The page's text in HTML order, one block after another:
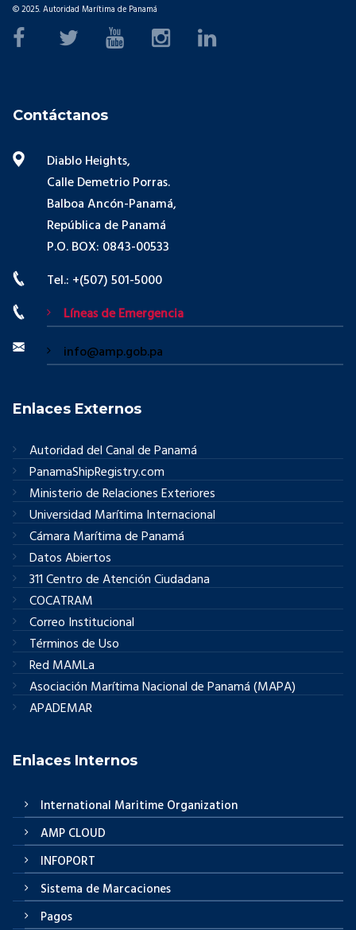
© 2025. Autoridad Marítima de Panamá
Contáctanos
Diablo Heights,
Calle Demetrio Porras.
Balboa Ancón-Panamá,
República de Panamá
P.O. BOX: 0843-00533
Tel.: +(507) 501-5000
Líneas de Emergencia
info@amp.gob.pa
Enlaces Externos
Autoridad del Canal de Panamá
PanamaShipRegistry.com
Ministerio de Relaciones Exteriores
Universidad Marítima Internacional
Cámara Marítima de Panamá
Datos Abiertos
311 Centro de Atención Ciudadana
COCATRAM
Correo Institucional
Términos de Uso
Red MAMLa
Asociación Marítima Nacional de Panamá (MAPA)
APADEMAR
Enlaces Internos
International Maritime Organization
AMP CLOUD
INFOPORT
Sistema de Marcaciones
Pagos